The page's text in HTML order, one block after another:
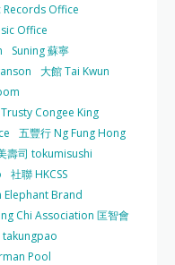
Records Office
Office
Suning 蘇寧
大館 Tai Kwun
Congee King
五豐行 Ng Fung Hong
壽司 tokumisushi
社聯 HKCSS
Elephant Brand
Chi Association 匡智會
takungpao
Pool